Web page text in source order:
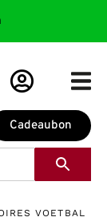
Cadeaubon
VOETBAL